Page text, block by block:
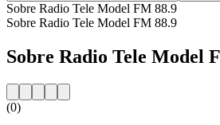
Sobre Radio Tele Model FM 88.9
Sobre Radio Tele Model FM 88.9
Sobre Radio Tele Model
(0)